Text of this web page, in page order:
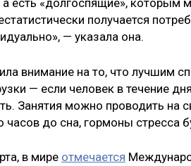
а есть «долгоспящие», которым
получается
— указала она.
внимание на то, что лучшим
— если человек в течение
Занятия можно проводить на
часов до сна, гормоны стресса
в мире отмечается